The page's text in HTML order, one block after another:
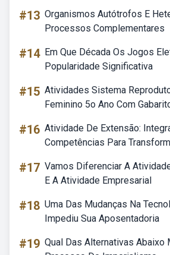
#13 Organismos Autótrofos E
Processos Complementares
#14 Em Que Década Os Jogos
Popularidade Significativa
#15 Atividades Sistema
Feminino 5o Ano Com
#16 Atividade De Extensão:
Competências Para
#17 Vamos Diferenciar A
E A Atividade Empresarial
#18 Uma Das Mudanças Na
Impediu Sua Aposentadoria
#19 Qual Das Alternativas Abaixo